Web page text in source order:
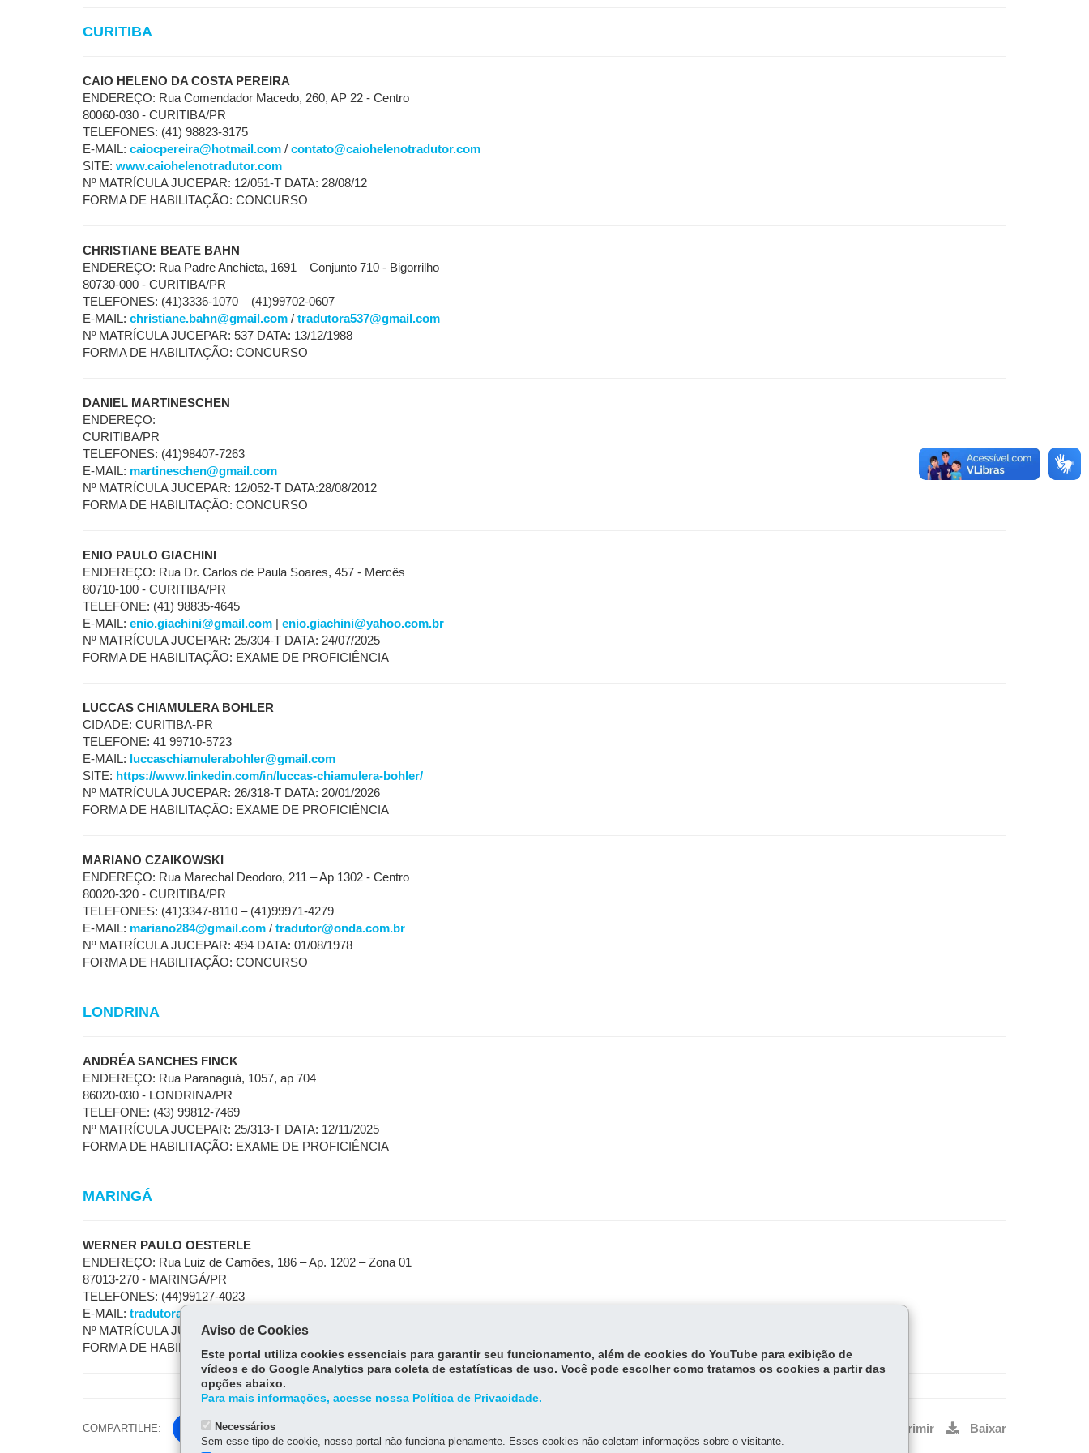
CURITIBA
CAIO HELENO DA COSTA PEREIRA
ENDEREÇO: Rua Comendador Macedo, 260, AP 22 - Centro
80060-030 - CURITIBA/PR
TELEFONES: (41) 98823-3175
E-MAIL: caiocpereira@hotmail.com / contato@caiohelenotradutor.com
SITE: www.caiohelenotradutor.com
Nº MATRÍCULA JUCEPAR: 12/051-T DATA: 28/08/12
FORMA DE HABILITAÇÃO: CONCURSO
CHRISTIANE BEATE BAHN
ENDEREÇO: Rua Padre Anchieta, 1691 – Conjunto 710 - Bigorrilho
80730-000 - CURITIBA/PR
TELEFONES: (41)3336-1070 – (41)99702-0607
E-MAIL: christiane.bahn@gmail.com / tradutora537@gmail.com
Nº MATRÍCULA JUCEPAR: 537 DATA: 13/12/1988
FORMA DE HABILITAÇÃO: CONCURSO
DANIEL MARTINESCHEN
ENDEREÇO:
CURITIBA/PR
TELEFONES: (41)98407-7263
E-MAIL: martineschen@gmail.com
Nº MATRÍCULA JUCEPAR: 12/052-T DATA:28/08/2012
FORMA DE HABILITAÇÃO: CONCURSO
ENIO PAULO GIACHINI
ENDEREÇO: Rua Dr. Carlos de Paula Soares, 457 - Mercês
80710-100 - CURITIBA/PR
TELEFONE: (41) 98835-4645
E-MAIL: enio.giachini@gmail.com
enio.giachini@yahoo.com.br
Nº MATRÍCULA JUCEPAR: 25/304-T DATA: 24/07/2025
FORMA DE HABILITAÇÃO: EXAME DE PROFICIÊNCIA
LUCCAS CHIAMULERA BOHLER
CIDADE: CURITIBA-PR
TELEFONE: 41 99710-5723
E-MAIL:
luccaschiamulerabohler@gmail.com
SITE: https://www.linkedin.com/in/luccas-chiamulera-bohler/
Nº MATRÍCULA JUCEPAR: 26/318-T DATA: 20/01/2026
FORMA DE HABILITAÇÃO: EXAME DE PROFICIÊNCIA
MARIANO CZAIKOWSKI
ENDEREÇO: Rua Marechal Deodoro, 211 – Ap 1302 - Centro
80020-320 - CURITIBA/PR
TELEFONES: (41)3347-8110 – (41)99971-4279
E-MAIL: mariano284@gmail.com / tradutor@onda.com.br
Nº MATRÍCULA JUCEPAR: 494 DATA: 01/08/1978
FORMA DE HABILITAÇÃO: CONCURSO
LONDRINA
ANDRÉA SANCHES FINCK
ENDEREÇO: Rua Paranaguá, 1057, ap 704
86020-030 - LONDRINA/PR
TELEFONE: (43) 99812-7469
Nº MATRÍCULA JUCEPAR: 25/313-T DATA: 12/11/2025
FORMA DE HABILITAÇÃO: EXAME DE PROFICIÊNCIA
MARINGÁ
WERNER PAULO OESTERLE
ENDEREÇO: Rua Luiz de Camões, 186 – Ap. 1202 – Zona 01
87013-270 - MARINGÁ/PR
TELEFONES: (44)99127-4023
E-MAIL: tradutoralemao@gmail.com
Nº MATRÍCULA JUCEPAR: 669 DATA:14/02/2002
FORMA DE HABILITAÇÃO: CONCURSO
COMPARTILHE:
Fa
ce
Imprimir Baixar
Aviso de Cookies
Este portal utiliza cookies essenciais para garantir seu funcionamento, além de cookies do YouTube para exibição de
vídeos e do Google Analytics para coleta de estatísticas de uso. Você pode escolher como tratamos os cookies a partir das
opções abaixo.
Para mais informações, acesse nossa Política de Privacidade.
Necessários
Sem esse tipo de cookie, nosso portal não funciona plenamente. Esses cookies não coletam informações sobre o visitante.